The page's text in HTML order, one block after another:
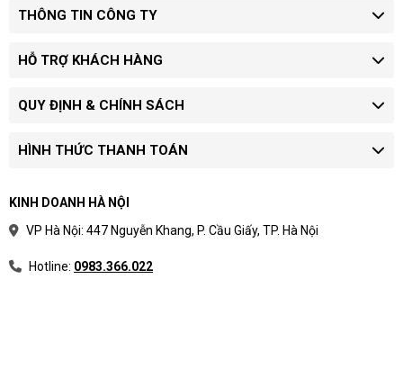
THÔNG TIN CÔNG TY
HỖ TRỢ KHÁCH HÀNG
QUY ĐỊNH & CHÍNH SÁCH
HÌNH THỨC THANH TOÁN
KINH DOANH HÀ NỘI
VP Hà Nội: 447 Nguyễn Khang, P. Cầu Giấy, TP. Hà Nội
Hotline: 0983.366.022